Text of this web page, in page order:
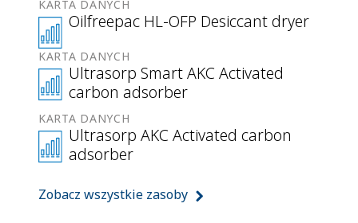
KARTA DANYCH
Oilfreepac HL-OFP Desiccant dryer
KARTA DANYCH
Ultrasorp Smart AKC Activated
carbon adsorber
KARTA DANYCH
Ultrasorp AKC Activated carbon
adsorber
Zobacz wszystkie zasoby